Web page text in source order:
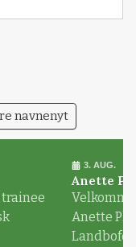
navnenyt
3. AUG.
Anette
Anette